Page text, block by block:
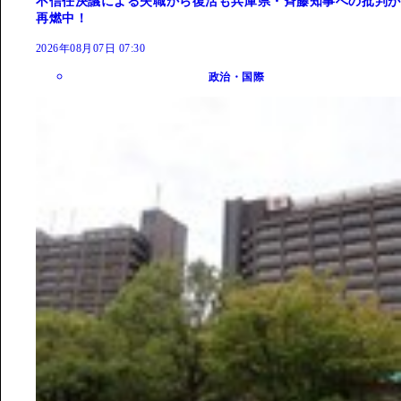
再燃中！
2026年08月07日 07:30
政治・国際